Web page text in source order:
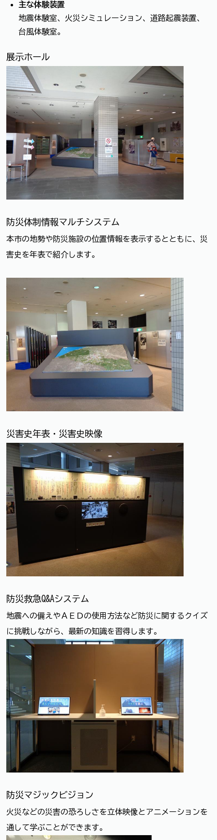
主な体験装置
地震体験室、火災シミュレーション、道路起震装置、
台風体験室。
展示ホール
防災体制情報マルチシステム
本市の地勢や防災施設の位置情報を表示するとともに、災
害史を年表で紹介します。
災害史年表・災害史映像
防災救急Q&Aシステム
地震への備えやＡＥＤの使用方法など防災に関するクイズ
に挑戦しながら、最新の知識を習得します。
防災マジックビジョン
火災などの災害の恐ろしさを立体映像とアニメーションを
通して学ぶことができます。